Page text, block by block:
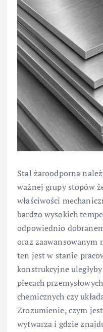
Stal żaroodporna
ważnej grupy stopów
właściwości
bardzo wysokich
odpowiednio
oraz zaawansowanym
ten jest w stanie
konstrukcyjne
piecach
chemicznych czy
Zrozumienie, czym
wytwarza i gdzie